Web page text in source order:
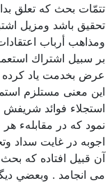
تتمّات بحث كه تعلق
تحقيق باشد ومزيل
ومذاهب أرباب
بر سبيل اشتراك
عرض بخدمت ياد كرده
اين معنى مستلزم
استجلاء فوائد
نمود كه در مقابلهء
اجوبه در غايت سداد
آن قبيل افتاده كه
مى انجامد . وبعضي